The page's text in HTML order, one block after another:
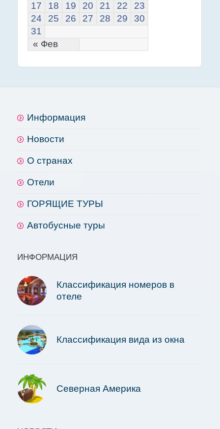
« Фев
17
18 19 20 21 22
23
24
25 26 27 28 29
30
31
Информация
Новости
О странах
Отели
ГОРЯЩИЕ ТУРЫ
Автобусные туры
ИНФОРМАЦИЯ
Классификация номеров в
отеле
Классификация вида из окна
Северная Америка